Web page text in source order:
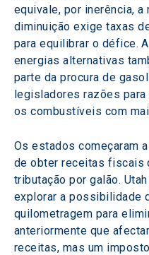
equivale, por inerência,
diminuição exige taxas
para equilibrar o défice.
energias alternativas
parte da procura de
legisladores razões
os combustíveis com
Os estados começaram
de obter receitas fiscais
tributação por galão.
explorar a possibilidade
quilometragem para
anteriormente que
receitas, mas um